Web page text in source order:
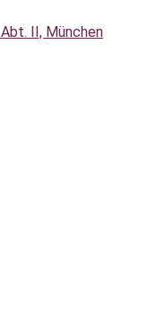
II, München